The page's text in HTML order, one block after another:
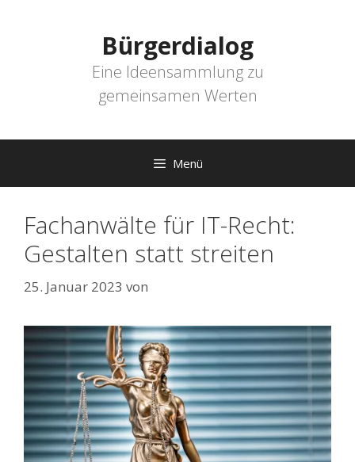
Bürgerdialog
Eine Ideensammlung zu
gemeinsamen Werten
Menü
Fachanwälte für IT-Recht​:
Gestalten statt streiten​
25. Januar 2023 von